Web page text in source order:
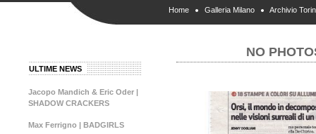
Home Galleria Milano Archivio
ULTIME NEWS
Jacopo Mandich & Eric Oder |
SHADOW CRACKERS
Max Ferrigno | BADGIRLS
NO